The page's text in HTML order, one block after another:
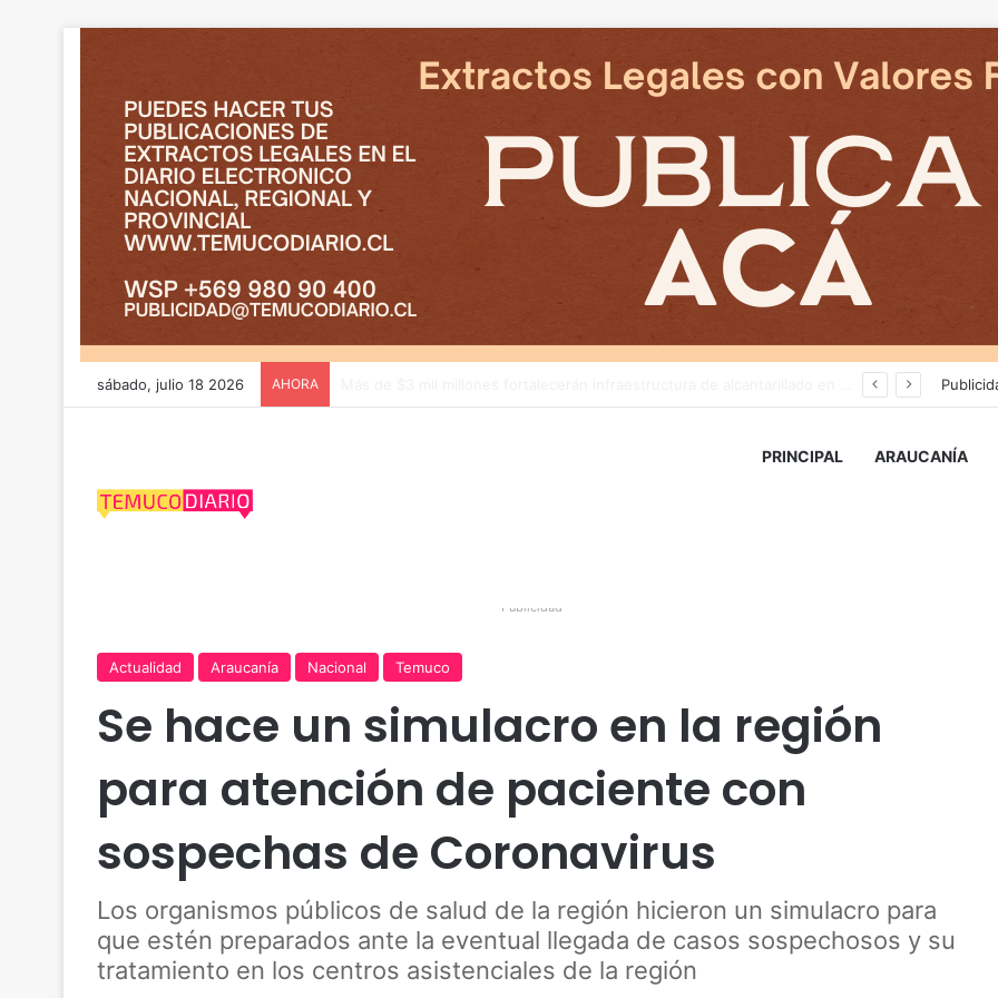
sábado, julio 18 2026 AHORA
PRINCIPAL ARAUCANÍA
Publicidad
Actualidad Araucanía Nacional Temuco
Se hace un simulacro en la región
para atención de paciente con
sospechas de Coronavirus
Los organismos públicos de salud de la región hicieron un simulacro para
que estén preparados ante la eventual llegada de casos sospechosos y su
tratamiento en los centros asistenciales de la región